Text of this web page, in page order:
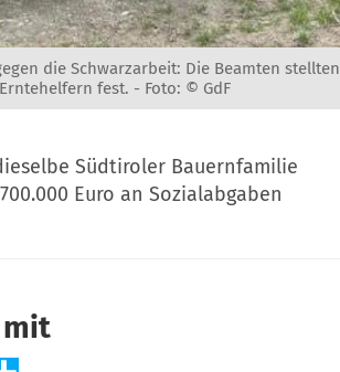
die Schwarzarbeit: Die Beamten stellten
fest. - Foto: © GdF
Südtiroler Bauernfamilie
Euro an Sozialabgaben